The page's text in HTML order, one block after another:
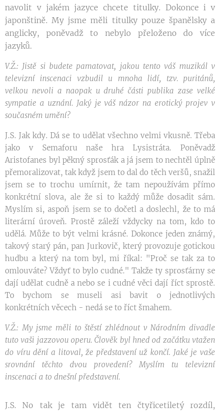
navolit v jakém jazyce chcete titulky. Dokonce i v
japonštině. My jsme měli titulky pouze španělsky a
anglicky, poněvadž to nebylo přeloženo do více
jazyků.
V.Ž.: Jistě si budete pamatovat, jakou tento váš muzikál v
televizní inscenaci vzbudil u mnoha lidí, tzv. puritánů,
velkou nevoli a naopak u druhé části publika zase velké
sympatie a uznání. Jaký je váš názor na erotický projev v
současném umění?
J.S. Jak kdy. Dá se to udělat všechno velmi vkusně. Třeba
jako v Semaforu naše hra Lysistráta. Poněvadž
Aristofanes byl pěkný sprosťák a já jsem to nechtěl úplně
přemoralizovat, tak když jsem to dal do těch veršů, snažil
jsem se to trochu umírnit, že tam nepoužívám přímo
konkrétní slova, ale že si to každý může dosadit sám.
Myslím si, aspoň jsem se to dočetl a doslechl, že to má
literární úroveň. Prostě záleží vždycky na tom, kdo to
udělá. Může to být velmi krásné. Dokonce jeden známý,
takový starý pán, pan Jurkovič, který provozuje gotickou
hudbu a který na tom byl, mi říkal: "Proč se tak za to
omlouváte? Vždyť to bylo cudné." Takže ty sprosťárny se
dají udělat cudně a nebo se i cudné věci dají říct sprostě.
To bychom se museli asi bavit o jednotlivých
konkrétních věcech - nedá se to říct šmahem.
V.Ž.: My jsme měli to štěstí zhlédnout v Národním divadle
tuto vaši jazzovou operu. Člověk byl hned od začátku vtažen
do víru dění a litoval, že představení už končí. Jaké je vaše
srovnání těchto dvou provedení? Myslím tu televizní
inscenaci a to dnešní představení.
J.S. No tak je tam vidět ten čtyřicetiletý rozdíl,